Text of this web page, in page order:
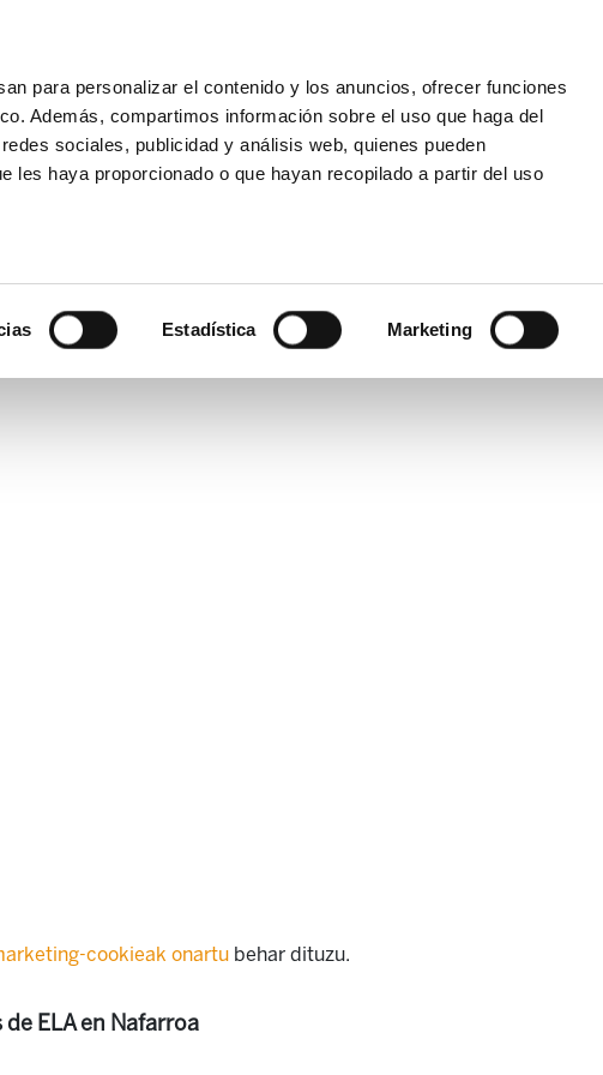
para personalizar el contenido y los anuncios, ofrecer funciones
Además, compartimos información sobre el uso que haga del
sociales, publicidad y análisis web, quienes pueden
les haya proporcionado o que hayan recopilado a partir del uso
Estadística Marketing
cookieak onartu behar dituzu.
ELA en Nafarroa